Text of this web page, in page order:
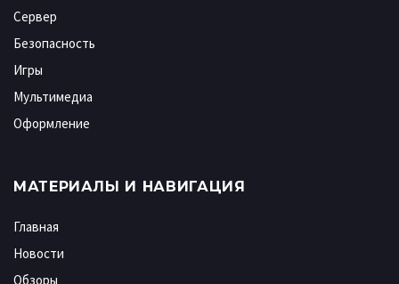
Сервер
Безопасность
Игры
Мультимедиа
Оформление
МАТЕРИАЛЫ И НАВИГАЦИЯ
Главная
Новости
Обзоры